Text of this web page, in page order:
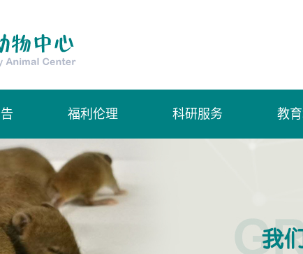
福利伦理 科研服务 教